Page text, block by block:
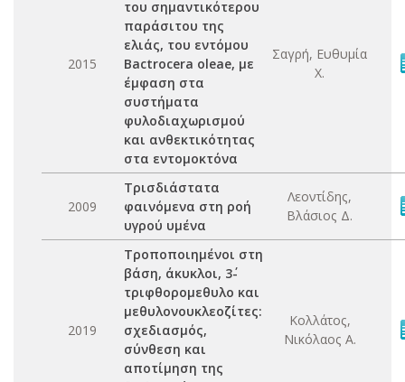
2015
του σημαντικότερου
παράσιτου της
ελιάς, του εντόμου
Bactrocera oleae, με
έμφαση στα
συστήματα
φυλοδιαχωρισμού
και ανθεκτικότητας
στα εντομοκτόνα
Σαγρή, Ευθυμία
Χ.
2009
Τρισδιάστατα
φαινόμενα στη ροή
υγρού υμένα
Λεοντίδης,
Βλάσιος Δ.
2019
Τροποποιημένοι στη
βάση, άκυκλοι, 3΄-
τριφθορομεθυλο και
μεθυλονουκλεοζίτες:
σχεδιασμός,
σύνθεση και
αποτίμηση της
Κολλάτος,
Νικόλαος Α.